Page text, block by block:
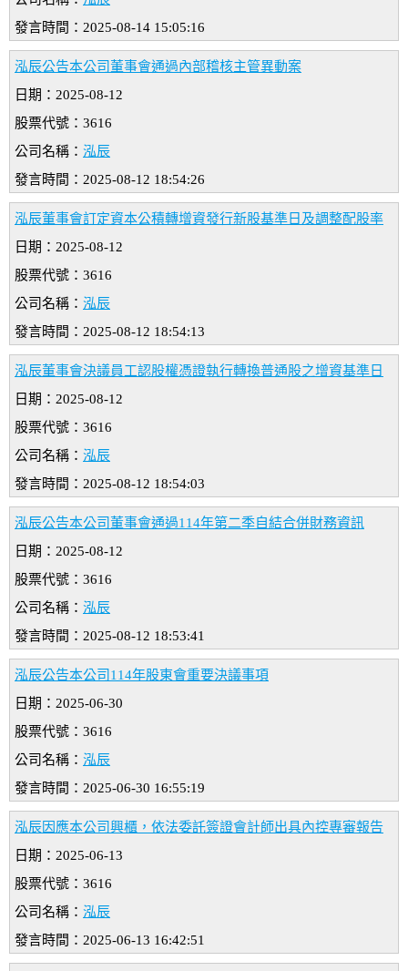
發言時間：2025-08-14 15:05:16
泓辰公告本公司董事會通過內部稽核主管異動案
日期：2025-08-12
股票代號：3616
公司名稱： 泓辰
發言時間：2025-08-12 18:54:26
泓辰董事會訂定資本公積轉增資發行新股基準日及調整配股率
日期：2025-08-12
股票代號：3616
公司名稱： 泓辰
發言時間：2025-08-12 18:54:13
泓辰董事會決議員工認股權憑證執行轉換普通股之增資基準日
日期：2025-08-12
股票代號：3616
公司名稱： 泓辰
發言時間：2025-08-12 18:54:03
泓辰公告本公司董事會通過114年第二季自結合併財務資訊
日期：2025-08-12
股票代號：3616
公司名稱： 泓辰
發言時間：2025-08-12 18:53:41
泓辰公告本公司114年股東會重要決議事項
日期：2025-06-30
股票代號：3616
公司名稱： 泓辰
發言時間：2025-06-30 16:55:19
泓辰因應本公司興櫃，依法委託簽證會計師出具內控專審報告
日期：2025-06-13
股票代號：3616
公司名稱： 泓辰
發言時間：2025-06-13 16:42:51